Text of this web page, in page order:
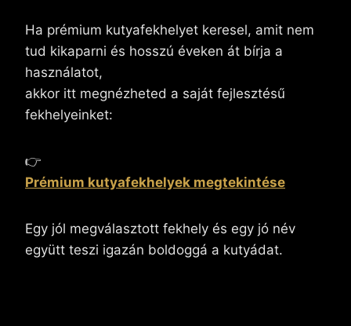
Ha prémium kutyafekhelyet keresel, amit nem
tud kikaparni és hosszú éveken át bírja a
használatot,
akkor itt megnézheted a saját fejlesztésű
fekhelyeinket:
👉
Prémium kutyafekhelyek megtekintése
Egy jól megválasztott fekhely és egy jó név
együtt teszi igazán boldoggá a kutyádat.